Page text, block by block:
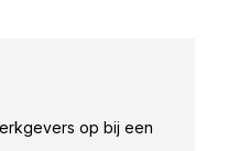
op bij een